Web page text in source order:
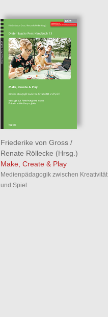
Friederike von Gross/
Renate Röllecke (Hrsg.)
Make, Create & Play
Medienpädagogik zwischen Kreativität
und Spiel